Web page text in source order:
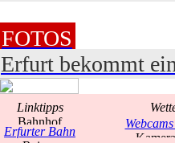
FOTOS
Erfurt bekommt
Linktipps
Erfurter Bahn